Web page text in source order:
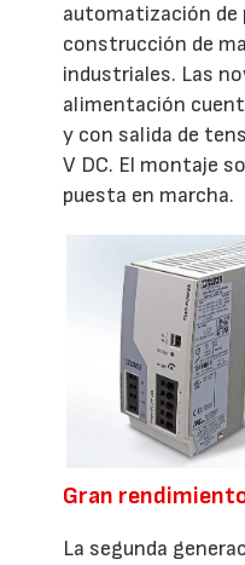
automatización de
construcción de
industriales. Las
alimentación
y con salida de
V DC. El montaje
puesta en marcha.
Gran
La segunda